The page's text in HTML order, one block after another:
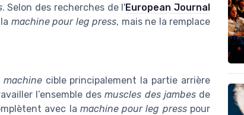
. Selon des recherches de l'European Journal
machine pour leg press, mais ne la remplace
machinecible principalement la partie arrière
l’ensemble desmuscles des jambesde
avec la machine pour leg presspour